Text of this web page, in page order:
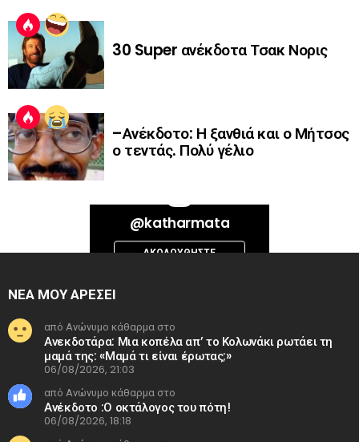
30 Super ανέκδοτα Τσακ Νορις
–Ανέκδοτο: Η ξανθιά και ο Μήτσος
ο τεντάς. Πολύ γέλιο
Thursday, 06-Aug-26 13:14:09 PDT. The current time is Thursday, 06-
@katharmata
ΑΚΟΛΟΥΘΉΣΤΕ
ΝΕΑ ΜΟΥ ΑΡΕΣΕΙ
από Ανώνυμο κάθαρμα στο
Ανεκδοτάρα: Μια κοπέλα απ’ το Κολωνάκι ρωτάει τη
μαμά της: «Μαμά τι είναι έρωτας;»
06/08/2026, 21:03
από Ανώνυμο κάθαρμα στο
Ανέκδοτο :Ο οκτάλογος του πότη!
06/08/2026, 18:18